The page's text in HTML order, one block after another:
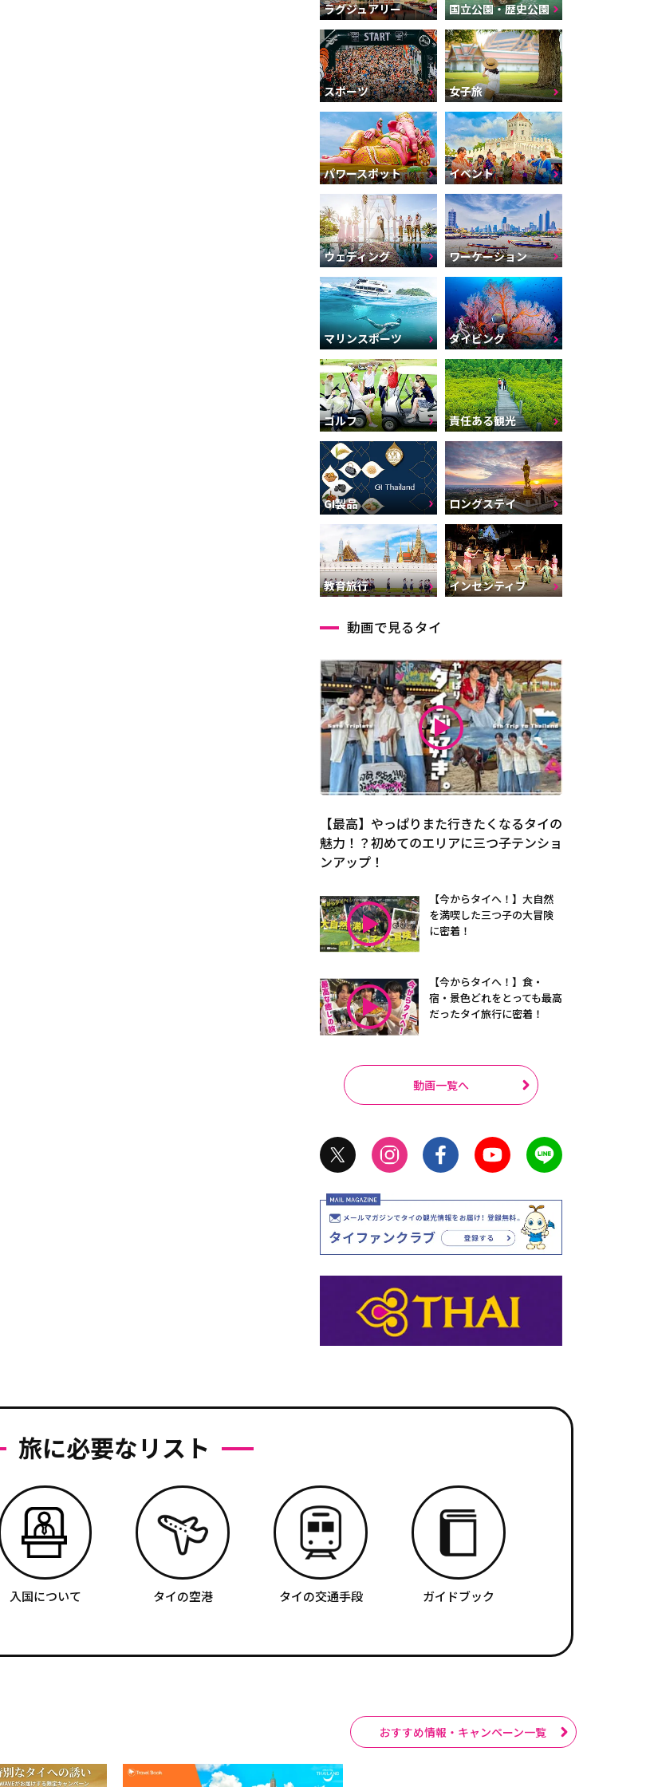
ラグジュアリー 国立公園・歴史公園
スポーツ 女子旅
パワースポット イベント
ウェディング ワーケーション
マリンスポーツ ダイビング
ゴルフ 責任ある観光
GI製品 ロングステイ
教育旅行 インセンティブ
動画で見るタイ
【最高】やっぱりまた行きたくなるタイの
魅力！？初めてのエリアに三つ子テンショ
ンアップ！
【今からタイへ！】大自然
を満喫した三つ子の大冒険
に密着！
【今からタイへ！】食・
宿・景色どれをとっても最高
だったタイ旅行に密着！
動画一覧へ
旅に必要なリスト
入国について タイの空港 タイの交通手段 ガイドブック
おすすめ情報・キャンペーン一覧